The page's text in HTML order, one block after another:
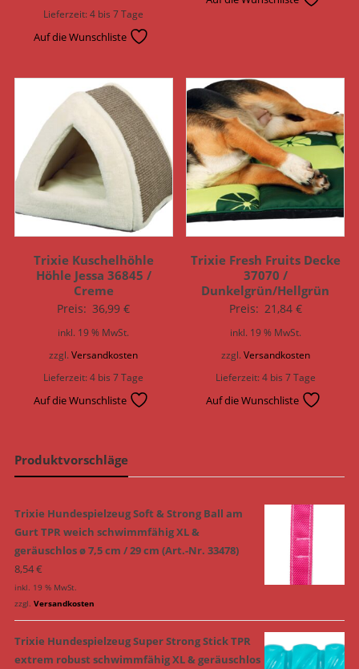
Lieferzeit:4 bis 7 Tage
Auf die Wunschliste
Trixie Kuschelhöhle
Höhle Jessa 36845 /
Creme
Preis: 36,99€
inkl. 19 % MwSt.
zzgl.Versandkosten
Lieferzeit:4 bis 7 Tage
Auf die Wunschliste
Trixie Fresh Fruits Decke
37070 /
Dunkelgrün/Hellgrün
Preis: 21,84 €
inkl. 19 % MwSt.
zzgl. Versandkosten
Lieferzeit:4 bis 7 Tage
Auf die Wunschliste
Produktvorschläge
Trixie Hundespielzeug Soft & Strong Ball am
Gurt TPR weich schwimmfähig XL &
geräuschlos ø 7,5 cm / 29 cm (Art.-Nr. 33478)
8,54€
inkl. 19 % MwSt.
zzgl. Versandkosten
Trixie Hundespielzeug Super Strong Stick TPR
extrem robust schwimmfähig XL & geräuschlos